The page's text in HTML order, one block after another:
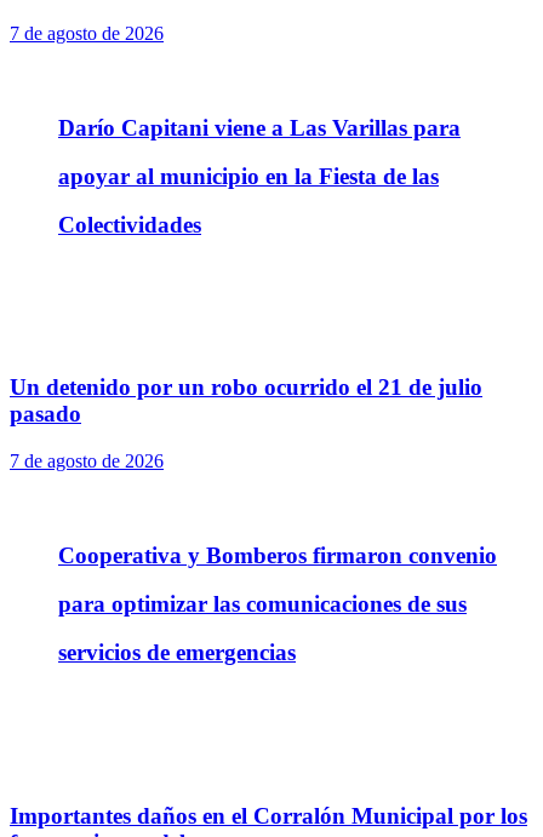
Darío Capitani viene a Las Varillas para
apoyar al municipio en la Fiesta de las
Colectividades
Cooperativa y Bomberos firmaron convenio
para optimizar las comunicaciones de sus
servicios de emergencias
7 de agosto de 2026
Un detenido por un robo ocurrido el 21 de julio
pasado
7 de agosto de 2026
Importantes daños en el Corralón Municipal por los